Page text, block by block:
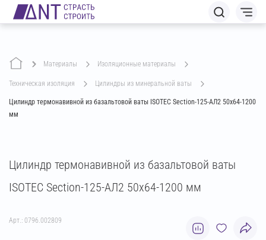
Материалы изоляционные материалы
техническая изоляция цилиндры из минеральной ваты
Цилиндр термонавивной из базальтовой ваты ISOTEC Section-125-АЛ2 50х64-1200
мм
Цилиндр термонавивной из базальтовой ваты
ISOTEC Section-125-АЛ2 50х64-1200 мм
Арт.: 0796.002809